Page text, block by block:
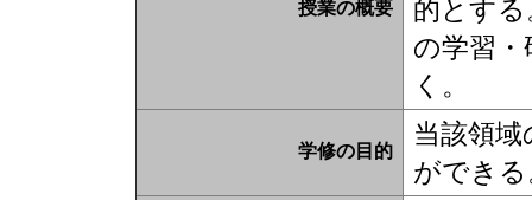
授業の概要
的とす
の学習
く。
学修の目的
当該領
ができ